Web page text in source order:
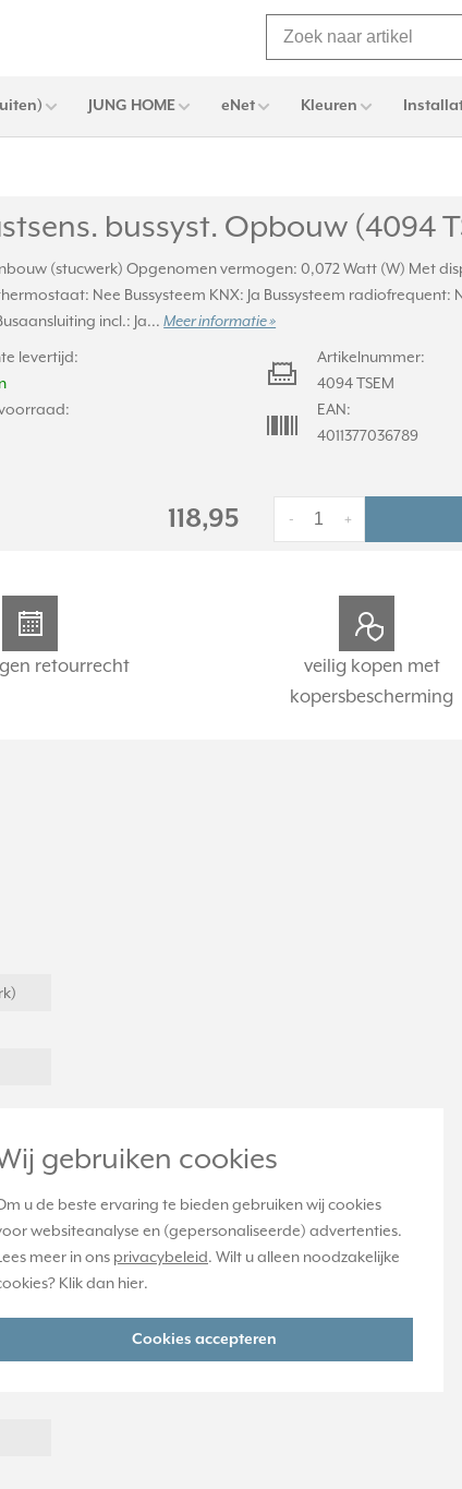
gebruiken cookies
u de beste ervaring te bieden gebruiken wij cookies
websiteanalyse en (gepersonaliseerde) advertenties.
meer in ons privacybeleid. Wilt u alleen noodzakelijke
Klik dan hier.
Cookies accepteren
JUNG HOME eNet Kleuren
bussyst. Opbouw (4094
(stucwerk) Opgenomen vermogen: 0,072 Watt (W) Met
Nee Bussysteem KNX: Ja Bussysteem radiofrequent:
incl.: Ja...Meer informatie »
levertijd:
Artikelnummer:
4094 TSEM
EAN:
4011377036789
118,95 +
-
retourrecht
veilig kopen met
kopersbescherming